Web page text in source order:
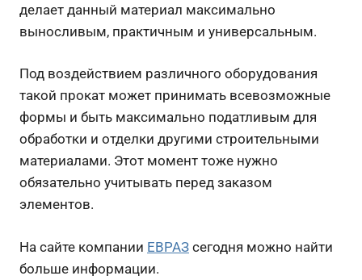
делает данный материал максимально
выносливым, практичным и универсальным.
Под воздействием различного оборудования
такой прокат может принимать всевозможные
формы и быть максимально податливым для
обработки и отделки другими строительными
материалами. Этот момент тоже нужно
обязательно учитывать перед заказом
элементов.
На сайте компании ЕВРАЗ сегодня можно найти
больше информации.